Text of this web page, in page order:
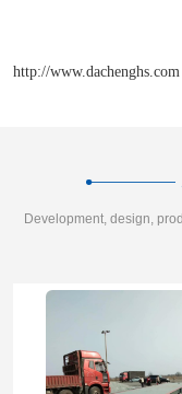
http://www.dachenghs.com